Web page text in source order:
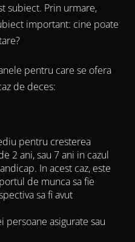
subiect. Prin urmare,
important: cine poate
pentru care se ofera
de deces:
pentru cresterea
2 ani, sau 7 ani in cazul
In acest caz, este
de munca sa fie
sa fi avut
asigurate sau